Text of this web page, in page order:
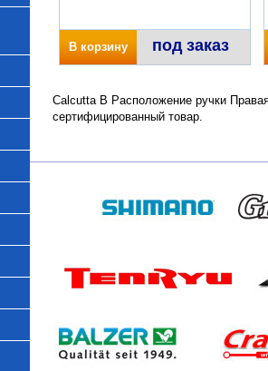
В корзину под заказ
Calcutta B Расположение ручки
сертифицированный товар.